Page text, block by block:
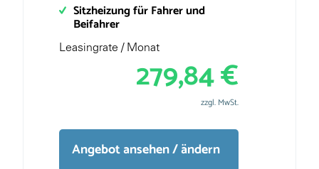
Sitzheizung für Fahrer und
Beifahrer
Leasingrate / Monat
zzgl. MwSt.
279,84 €
Angebot ansehen / ändern